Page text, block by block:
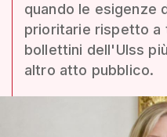
quando le esigenze
prioritarie rispetto a
bollettini dell'Ulss
altro atto pubblico.